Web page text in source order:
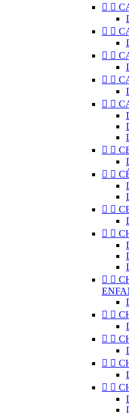
 
 
 
 
 
 
 
 
 
 
 
 
 
 